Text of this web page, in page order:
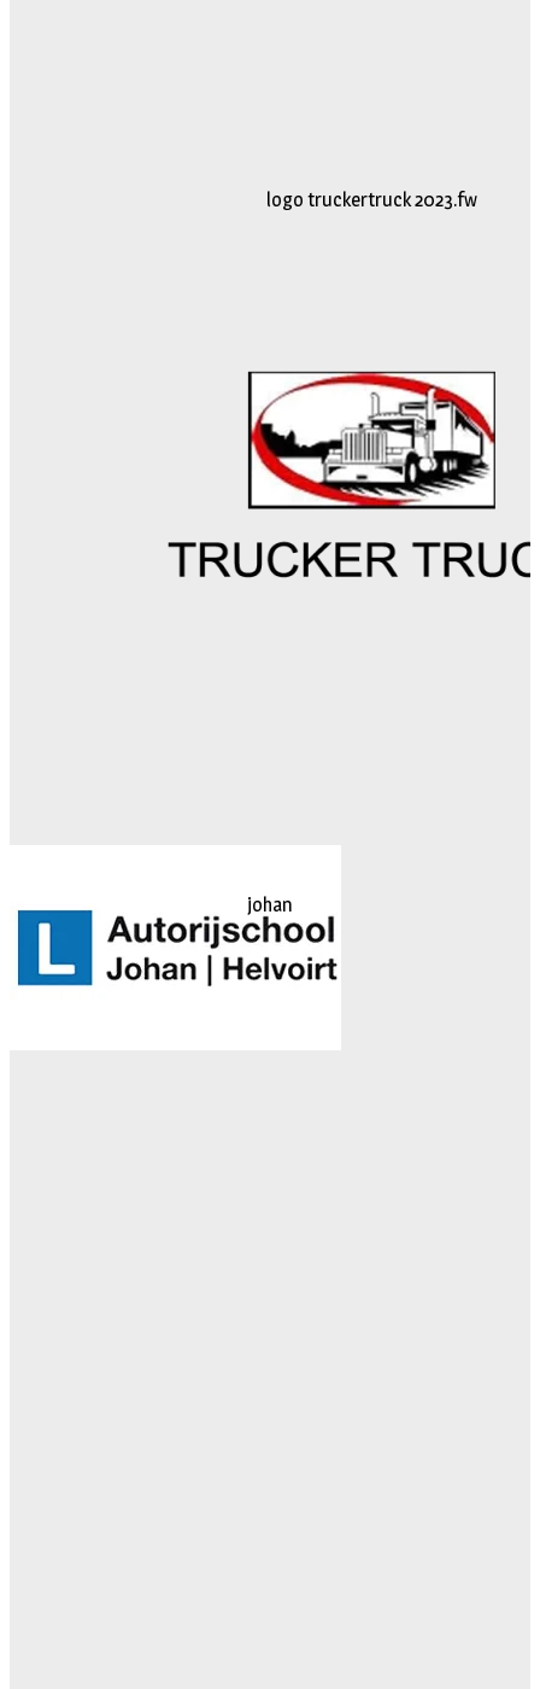
logo truckertruck 2023.fw
johan